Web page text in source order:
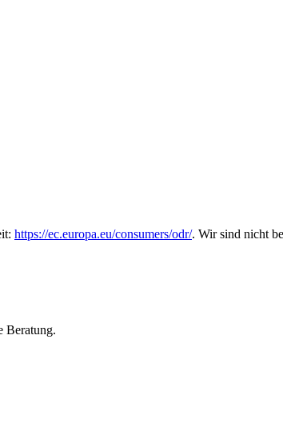
https://ec.europa.eu/consumers/odr/. Wir sind nicht
Beratung.